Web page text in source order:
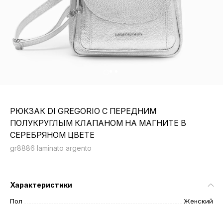
РЮКЗАК DI GREGORIO C ПЕРЕДНИМ
ПОЛУКРУГЛЫМ КЛАПАНОМ НА МАГНИТЕ В
СЕРЕБРЯНОМ ЦВЕТЕ
gr8886 laminato argento
Характеристики
Пол
Женский